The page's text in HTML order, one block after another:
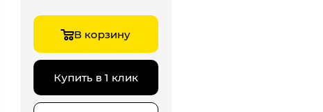
В корзину
Купить в 1 клик